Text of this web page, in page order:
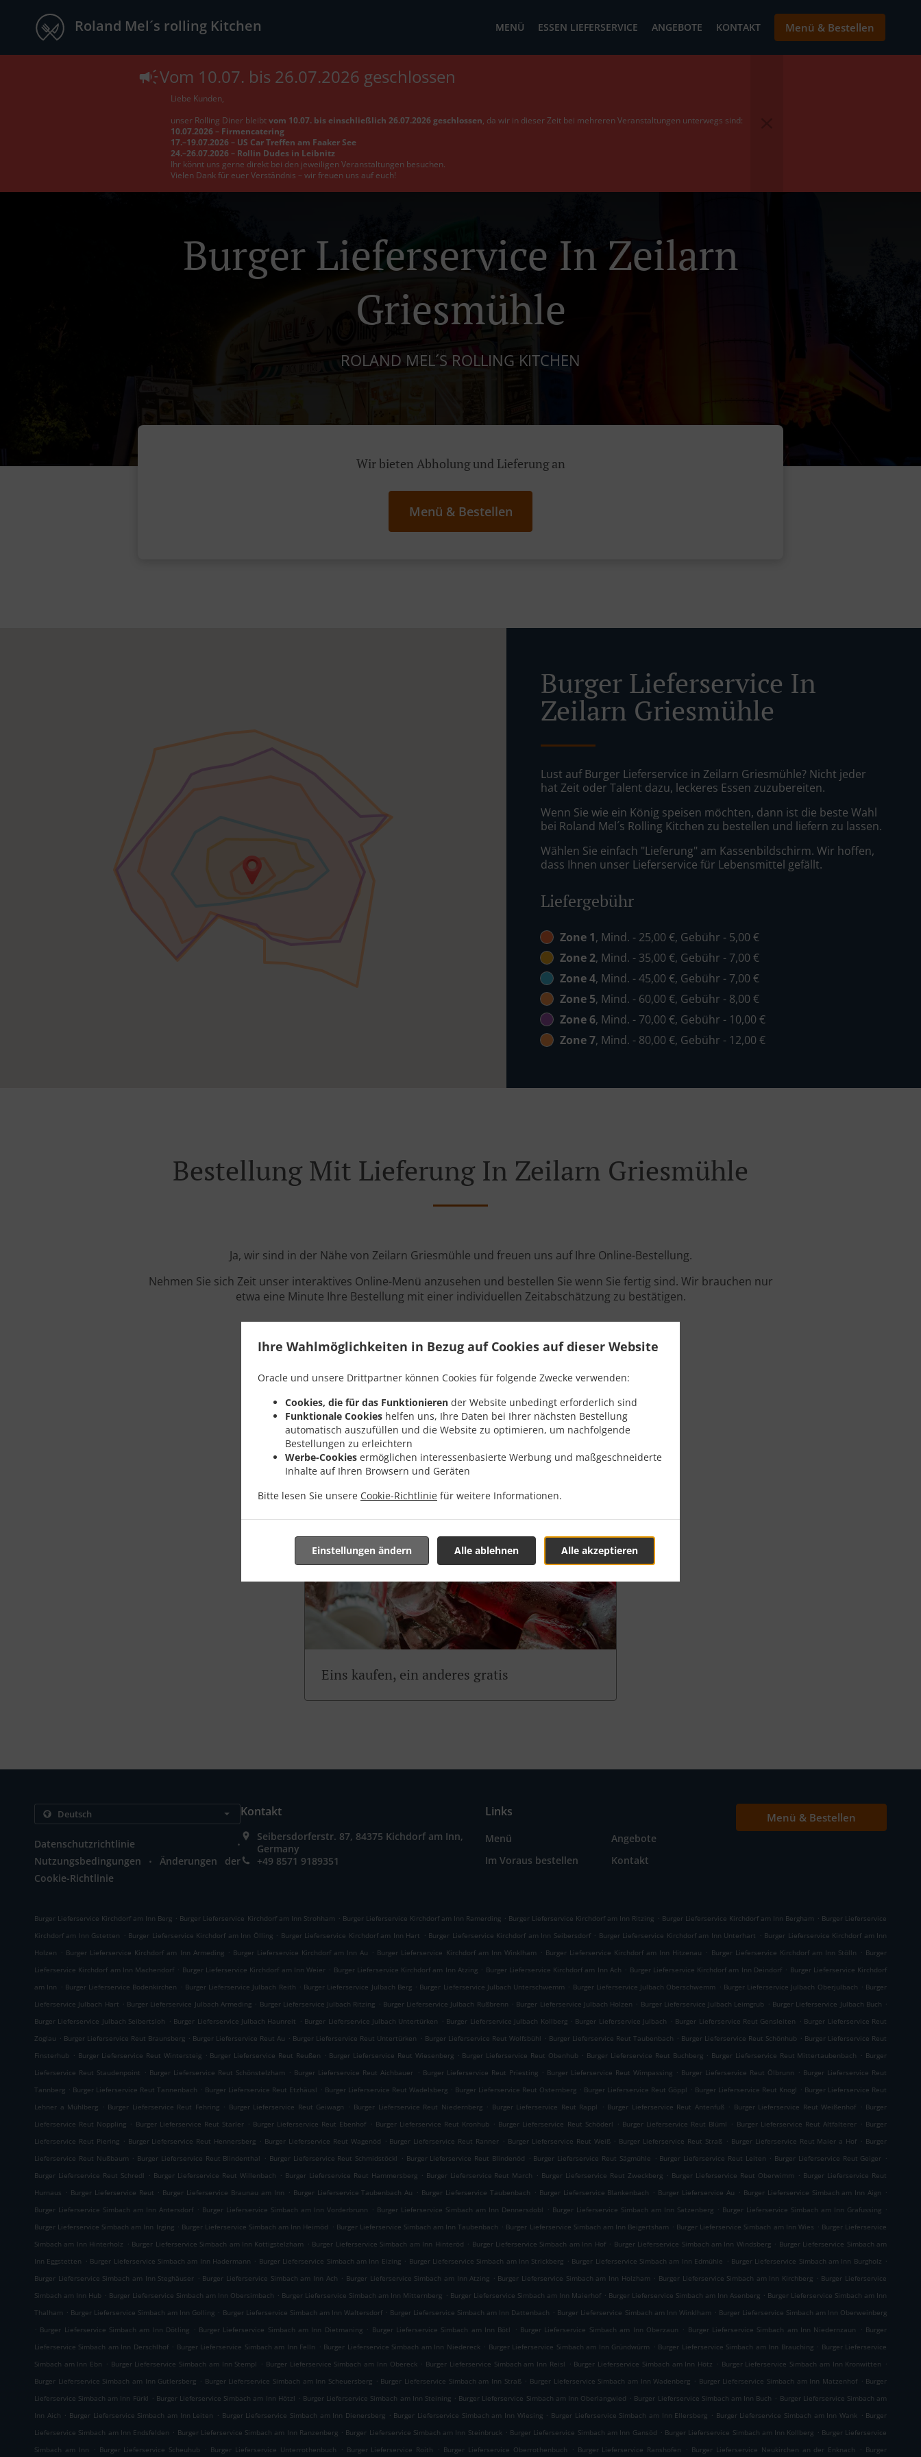
Ihre Wahlmöglichkeiten in Bezug auf Cookies auf dieser Website
Oracle und unsere Drittpartner können Cookies für folgende Zwecke verwenden:
Cookies, die für das Funktionieren der Website unbedingt erforderlich sind
Funktionale Cookies helfen uns, Ihre Daten bei Ihrer nächsten Bestellung
automatisch auszufüllen und die Website zu optimieren, um nachfolgende
Bestellungen zu erleichtern
Werbe-Cookies ermöglichen interessenbasierte Werbung und maßgeschneiderte
Inhalte auf Ihren Browsern und Geräten
Bitte lesen Sie unsere Cookie-Richtlinie für weitere Informationen.
Alle akzeptieren
Alle ablehnen
Einstellungen ändern
Roland Mel´s rolling Kitchen MENÜ ESSEN LIEFERSERVICE ANGEBOTE KONTAKT Menü & Bestellen
Vom 10.07. bis 26.07.2026 geschlossen
Liebe Kunden,
unser Rolling Diner bleibtvom 10.07. bis einschließlich 26.07.2026 geschlossen, da wir in dieser Zeit bei mehreren Veranstaltungen unterwegs sind:
10.07.2026 – Firmencatering
17.–19.07.2026 – US Car Treffen am Faaker See
24.–26.07.2026 – Rollin Dudes in Leibnitz
Ihr könnt uns gerne direkt bei den jeweiligen Veranstaltungen besuchen.
Vielen Dank für euer Verständnis – wir freuen uns auf euch!
Burger Lieferservice In Zeilarn
Griesmühle
ROLAND MEL´S ROLLING KITCHEN
Wir bieten Abholung und Lieferung an
Menü & Bestellen
Burger Lieferservice In
Zeilarn Griesmühle
Lust auf Burger Lieferservice in Zeilarn Griesmühle? Nicht jeder
hat Zeit oder Talent dazu, leckeres Essen zuzubereiten.
Wenn Sie wie ein König speisen möchten, dann ist die beste Wahl
bei Roland Mel´s Rolling Kitchen zu bestellen und liefern zu lassen.
Wählen Sie einfach "Lieferung" am Kassenbildschirm. Wir hoffen,
dass Ihnen unser Lieferservice für Lebensmittel gefällt.
Liefergebühr
Zone 1, Mind. - 25,00 €, Gebühr - 5,00 €
Zone 2, Mind. - 35,00 €, Gebühr - 7,00 €
Zone 4, Mind. - 45,00 €, Gebühr - 7,00 €
Zone 5, Mind. - 60,00 €, Gebühr - 8,00 €
Zone 6, Mind. - 70,00 €, Gebühr - 10,00 €
Zone 7, Mind. - 80,00 €, Gebühr - 12,00 €
Bestellung Mit Lieferung In Zeilarn Griesmühle
Ja, wir sind in der Nähe von Zeilarn Griesmühle und freuen uns auf Ihre Online-Bestellung.
Nehmen Sie sich Zeit unser interaktives Online-Menü anzusehen und bestellen Sie wenn Sie fertig sind. Wir brauchen nur
etwa eine Minute Ihre Bestellung mit einer individuellen Zeitabschätzung zu bestätigen.
Angebote
Eins kaufen, ein anderes gratis
Datenschutzrichtlinie .
Nutzungsbedingungen .
Änderungen der
Cookie-Richtlinie
Kontakt
Seibersdorferstr. 87, 84375 Kichdorf am Inn,
Germany
+49 8571 9189351
Links
Menü
Angebote
Im Voraus bestellen
Kontakt
Menü & Bestellen
Burger Lieferservice Kirchdorf am Inn Berg . Burger Lieferservice Kirchdorf am Inn Strohham . Burger Lieferservice Kirchdorf am Inn Ramerding . Burger Lieferservice Kirchdorf am Inn Ritzing . Burger Lieferservice Kirchdorf am Inn Bergham . Burger Lieferservice
Kirchdorf am Inn Gstetten . Burger Lieferservice Kirchdorf am Inn Ölling . Burger Lieferservice Kirchdorf am Inn Hart . Burger Lieferservice Kirchdorf am Inn Seibersdorf . Burger Lieferservice Kirchdorf am Inn Unterhart . Burger Lieferservice Kirchdorf am Inn
Holzen . Burger Lieferservice Kirchdorf am Inn Armeding . Burger Lieferservice Kirchdorf am Inn Au . Burger Lieferservice Kirchdorf am Inn Winklham . Burger Lieferservice Kirchdorf am Inn Hitzenau . Burger Lieferservice Kirchdorf am Inn Stölln . Burger
Lieferservice Kirchdorf am Inn Machendorf . Burger Lieferservice Kirchdorf am Inn Weier . Burger Lieferservice Kirchdorf am Inn Atzing . Burger Lieferservice Kirchdorf am Inn Ach . Burger Lieferservice Kirchdorf am Inn Deindorf . Burger Lieferservice Kirchdorf
am Inn . Burger Lieferservice Bodenkirchen . Burger Lieferservice Julbach Reith . Burger Lieferservice Julbach Berg . Burger Lieferservice Julbach Unterschwemm . Burger Lieferservice Julbach Oberschwemm . Burger Lieferservice Julbach Oberjulbach . Burger
Lieferservice Julbach Hart . Burger Lieferservice Julbach Armeding . Burger Lieferservice Julbach Ritzing . Burger Lieferservice Julbach Rußbrenn . Burger Lieferservice Julbach Holzen . Burger Lieferservice Julbach Leimgrub . Burger Lieferservice Julbach Buch .
Burger Lieferservice Julbach Seibertsloh . Burger Lieferservice Julbach Haunreit . Burger Lieferservice Julbach Untertürken . Burger Lieferservice Julbach Kollberg . Burger Lieferservice Julbach . Burger Lieferservice Reut Gensleiten . Burger Lieferservice Reut
Zoglau . Burger Lieferservice Reut Braunsberg . Burger Lieferservice Reut Au . Burger Lieferservice Reut Untertürken . Burger Lieferservice Reut Wolfsbühl . Burger Lieferservice Reut Taubenbach . Burger Lieferservice Reut Schönhub . Burger Lieferservice Reut
Finsterhub . Burger Lieferservice Reut Wintersteig . Burger Lieferservice Reut Reußen . Burger Lieferservice Reut Wiesenberg . Burger Lieferservice Reut Obenhub . Burger Lieferservice Reut Buchberg . Burger Lieferservice Reut Mittertaubenbach . Burger
Lieferservice Reut Staudenpoint . Burger Lieferservice Reut Schönstelzham . Burger Lieferservice Reut Aichbauer . Burger Lieferservice Reut Priesting . Burger Lieferservice Reut Wimpassing . Burger Lieferservice Reut Ölbrunn . Burger Lieferservice Reut
Tannberg . Burger Lieferservice Reut Tannenbach . Burger Lieferservice Reut Etzhäusl . Burger Lieferservice Reut Wadelsberg . Burger Lieferservice Reut Osternberg . Burger Lieferservice Reut Göppl . Burger Lieferservice Reut Knogl . Burger Lieferservice Reut
Lehner a Mühlberg . Burger Lieferservice Reut Fehring . Burger Lieferservice Reut Geiwagn . Burger Lieferservice Reut Niedernberg . Burger Lieferservice Reut Rappl . Burger Lieferservice Reut Antenfuß . Burger Lieferservice Reut Weißenhof . Burger
Lieferservice Reut Noppling . Burger Lieferservice Reut Starler . Burger Lieferservice Reut Ebenhof . Burger Lieferservice Reut Kronhub . Burger Lieferservice Reut Schöderl . Burger Lieferservice Reut Blüml . Burger Lieferservice Reut Altfalterer . Burger
Lieferservice Reut Piering . Burger Lieferservice Reut Hennersberg . Burger Lieferservice Reut Wagenöd . Burger Lieferservice Reut Ranner . Burger Lieferservice Reut Weiß . Burger Lieferservice Reut Straß . Burger Lieferservice Reut Maier a Hof . Burger
Lieferservice Reut Nußbaum . Burger Lieferservice Reut Blindenthal . Burger Lieferservice Reut Schmidstöckl . Burger Lieferservice Reut Blindenöd . Burger Lieferservice Reut Sägmühle . Burger Lieferservice Reut Leiten . Burger Lieferservice Reut Geiger .
Burger Lieferservice Reut Schredl . Burger Lieferservice Reut Willenbach . Burger Lieferservice Reut Hammersberg . Burger Lieferservice Reut March . Burger Lieferservice Reut Zweckberg . Burger Lieferservice Reut Oberwimm . Burger Lieferservice Reut
Hurnaus . Burger Lieferservice Reut . Burger Lieferservice Braunau am Inn . Burger Lieferservice Taubenbach Au . Burger Lieferservice Taubenbach . Burger Lieferservice Blankenbach . Burger Lieferservice Au . Burger Lieferservice Simbach am Inn Aign .
Burger Lieferservice Simbach am Inn Antersdorf . Burger Lieferservice Simbach am Inn Vorderbrunn . Burger Lieferservice Simbach am Inn Dennersdobl . Burger Lieferservice Simbach am Inn Satzenberg . Burger Lieferservice Simbach am Inn Grafussing .
Burger Lieferservice Simbach am Inn Irging . Burger Lieferservice Simbach am Inn Heimöd . Burger Lieferservice Simbach am Inn Taubenbach . Burger Lieferservice Simbach am Inn Beigertsham . Burger Lieferservice Simbach am Inn Wies . Burger Lieferservice
Simbach am Inn Hinterholz . Burger Lieferservice Simbach am Inn Kottigstelzham . Burger Lieferservice Simbach am Inn Hinteröd . Burger Lieferservice Simbach am Inn Hof . Burger Lieferservice Simbach am Inn Windsberg . Burger Lieferservice Simbach am
Inn Eggstetten . Burger Lieferservice Simbach am Inn Hadermann . Burger Lieferservice Simbach am Inn Eizing . Burger Lieferservice Simbach am Inn Strickberg . Burger Lieferservice Simbach am Inn Edmühle . Burger Lieferservice Simbach am Inn Burgholz .
Burger Lieferservice Simbach am Inn Steghäuser . Burger Lieferservice Simbach am Inn Ach . Burger Lieferservice Simbach am Inn Atzing . Burger Lieferservice Simbach am Inn Holzham . Burger Lieferservice Simbach am Inn Kirchberg . Burger Lieferservice
Simbach am Inn Hub . Burger Lieferservice Simbach am Inn Obersimbach . Burger Lieferservice Simbach am Inn Mitternberg . Burger Lieferservice Simbach am Inn Maierhof . Burger Lieferservice Simbach am Inn Asenberg . Burger Lieferservice Simbach am Inn
Thalham . Burger Lieferservice Simbach am Inn Golling . Burger Lieferservice Simbach am Inn Waltersdorf . Burger Lieferservice Simbach am Inn Dattenbach . Burger Lieferservice Simbach am Inn Winklham . Burger Lieferservice Simbach am Inn Oberweinberg
. Burger Lieferservice Simbach am Inn Dötling . Burger Lieferservice Simbach am Inn Dietmaning . Burger Lieferservice Simbach am Inn Bötl . Burger Lieferservice Simbach am Inn Oberzaun . Burger Lieferservice Simbach am Inn Niedernzaun . Burger
Lieferservice Simbach am Inn Derschlhof . Burger Lieferservice Simbach am Inn Felln . Burger Lieferservice Simbach am Inn Niedereck . Burger Lieferservice Simbach am Inn Gründwürm . Burger Lieferservice Simbach am Inn Brauching . Burger Lieferservice
Simbach am Inn Ebn . Burger Lieferservice Simbach am Inn Stempl . Burger Lieferservice Simbach am Inn Obereck . Burger Lieferservice Simbach am Inn Reisl . Burger Lieferservice Simbach am Inn Hötz . Burger Lieferservice Simbach am Inn Kronwitten .
Burger Lieferservice Simbach am Inn Gutlersberg . Burger Lieferservice Simbach am Inn Scheuersberg . Burger Lieferservice Simbach am Inn Straß . Burger Lieferservice Simbach am Inn Wadenberg . Burger Lieferservice Simbach am Inn Matzenhof . Burger
Lieferservice Simbach am Inn Fürkl . Burger Lieferservice Simbach am Inn Hötzl . Burger Lieferservice Simbach am Inn Steining . Burger Lieferservice Simbach am Inn Oberlangwied . Burger Lieferservice Simbach am Inn Buch . Burger Lieferservice Simbach am
Inn Aich . Burger Lieferservice Simbach am Inn Leiten . Burger Lieferservice Simbach am Inn Dienersberg . Burger Lieferservice Simbach am Inn Wiesing . Burger Lieferservice Simbach am Inn Ellersberg . Burger Lieferservice Simbach am Inn Wank . Burger
Lieferservice Simbach am Inn Endsfelden . Burger Lieferservice Simbach am Inn Ranzenberg . Burger Lieferservice Simbach am Inn Steinbruck . Burger Lieferservice Simbach am Inn Gansöd . Burger Lieferservice Simbach am Inn Kollberg . Burger Lieferservice
Simbach am Inn
. Burger Lieferservice Scheuhub . Burger Lieferservice Unterrothenbuch . Burger Lieferservice Roith . Burger Lieferservice Oberrothenbuch . Burger Lieferservice Ranshofen . Burger Lieferservice Neukirchen an der Enknach . Burger